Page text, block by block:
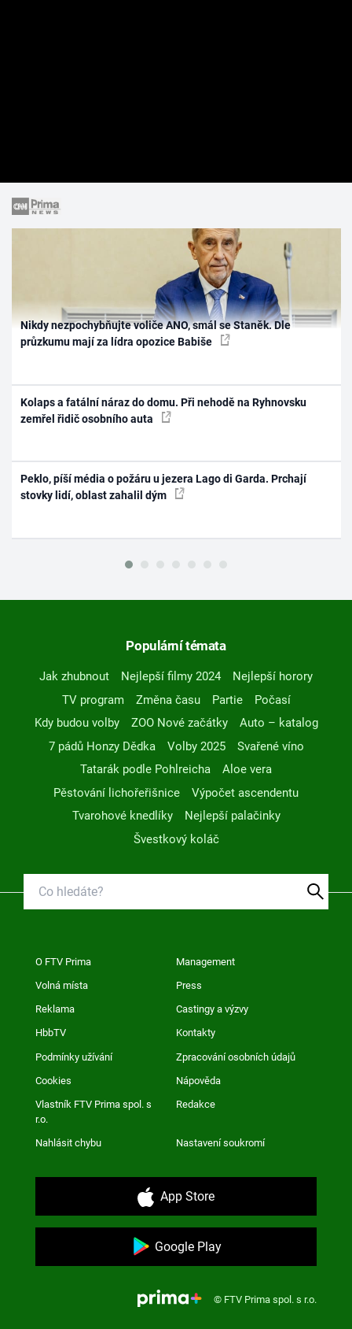
Nikdy nezpochybňujte voliče ANO, smál se Staněk. Dle
průzkumu mají za lídra opozice Babiše
Kolaps a fatální náraz do domu. Při nehodě na Ryhnovsku
zemřel řidič osobního auta
Peklo, píší média o požáru u jezera Lago di Garda. Prchají
stovky lidí, oblast zahalil dým
Populární témata
Jak zhubnout Nejlepší filmy 2024
Nejlepší horory
TV program
Změna času Partie
Počasí
Kdy budou volby
ZOO Nové začátky
Auto – katalog
7 pádů Honzy Dědka
Volby 2025
Svařené víno
Tatarák podle Pohlreicha
Aloe vera
Pěstování lichořeřišnice
Výpočet ascendentu
Tvarohové knedlíky
Nejlepší palačinky
Švestkový koláč
O FTV Prima Management
Volná místa Press
Reklama Castingy a výzvy
HbbTV Kontakty
Podmínky užívání Zpracování osobních údajů
Cookies Nápověda
Vlastník FTV Prima spol. s
r.o.
Redakce
Nahlásit chybu Nastavení soukromí
App Store
Google Play
© FTV Prima spol. s r.o.